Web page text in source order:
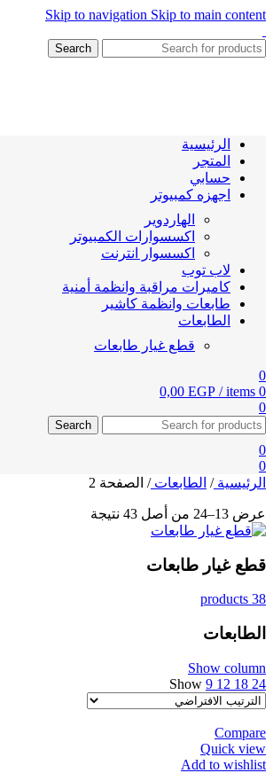
Skip to navigation Skip to main content
Search
الرئيسية
المتجر
حسابي
اجهزه كمبيوتر
الهاردوير
اكسسوارات الكمبيوتر
اكسسوار انترنت
لاب توب
كاميرات مراقبة وانظمة أمنية
طابعات وانظمة كاشير
الطابعات
قطع غيار طابعات
0
0
items
/
0,00 EGP
0
Search
0
0
الرئيسية/ الطابعات/ الصفحة 2
عرض 13–24 من أصل 43 نتيجة
قطع غيار طابعات
38 products
الطابعات
Show column
Show 9 12 18 24
Compare
Quick view
Add to wishlist